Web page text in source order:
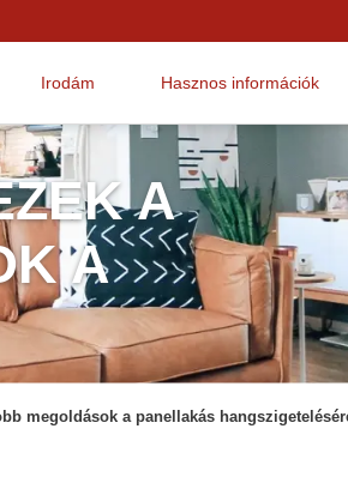
Irodám Hasznos információk
A
A
megoldások a panellakás